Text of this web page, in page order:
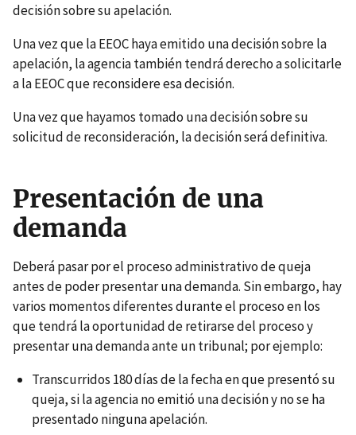
decisión sobre su apelación.
Una vez que la EEOC haya emitido una decisión sobre la
apelación, la agencia también tendrá derecho a solicitarle
a la EEOC que reconsidere esa decisión.
Una vez que hayamos tomado una decisión sobre su
solicitud de reconsideración, la decisión será definitiva.
Presentación de una
demanda
Deberá pasar por el proceso administrativo de queja
antes de poder presentar una demanda. Sin embargo, hay
varios momentos diferentes durante el proceso en los
que tendrá la oportunidad de retirarse del proceso y
presentar una demanda ante un tribunal; por ejemplo:
Transcurridos 180 días de la fecha en que presentó su
queja, si la agencia no emitió una decisión y no se ha
presentado ninguna apelación.